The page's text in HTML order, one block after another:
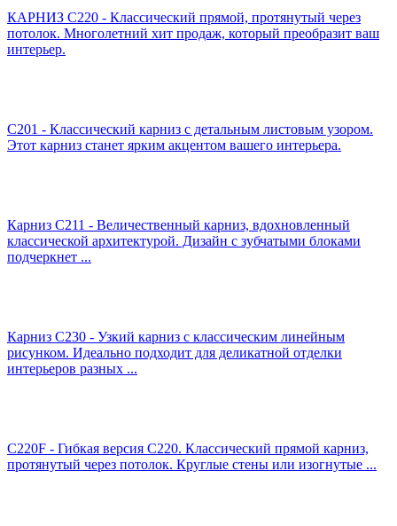
КАРНИЗ C220 - Классический прямой, протянутый через
потолок. Многолетний хит продаж, который преобразит ваш
интерьер.
C201 - Классический карниз с детальным листовым узором.
Этот карниз станет ярким акцентом вашего интерьера.
Карниз C211 - Величественный карниз, вдохновленный
классической архитектурой. Дизайн с зубчатыми блоками
подчеркнет ...
Карниз C230 - Узкий карниз с классическим линейным
рисунком. Идеально подходит для деликатной отделки
интерьеров разных ...
C220F - Гибкая версия C220. Классический прямой карниз,
протянутый через потолок. Круглые стены или изогнутые ...